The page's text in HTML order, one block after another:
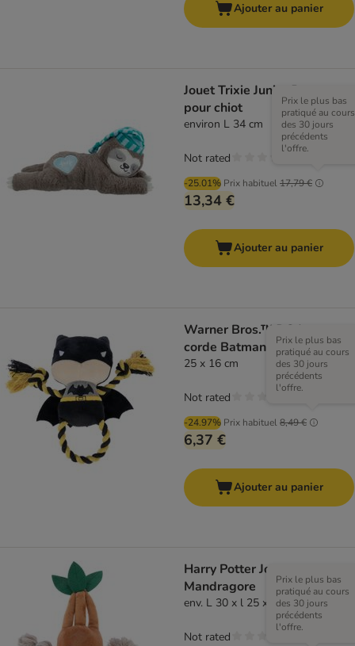
Ajouter au panier
Jouet Trixie Junior Paresseux
pour chiot
environ L 34 cm
-25.01% Prix habituel17,79 €
Prix le plus bas
pratiqué au cours
des 30 jours
précédents
l'offre.
13,34 €
Not rated
Ajouter au panier
Warner Bros.™ DC Jouet en
corde Batman pour chiens
25 x 16 cm
-24.97% Prix habituel8,49 €
Prix le plus bas
pratiqué au cours
des 30 jours
précédents
l'offre.
6,37 €
Not rated
Ajouter au panier
Harry Potter Jouet
Mandragore
env. L 30 x l 25 x H 7,5 cm
Prix le plus bas
pratiqué au cours
des 30 jours
précédents
l'offre.
Not rated